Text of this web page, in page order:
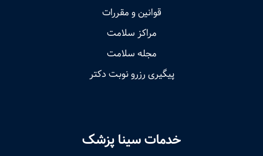
قوانین و مقررات
مراکز سلامت
مجله سلامت
پیگیری رزرو نوبت دکتر
خدمات سینا پزشک